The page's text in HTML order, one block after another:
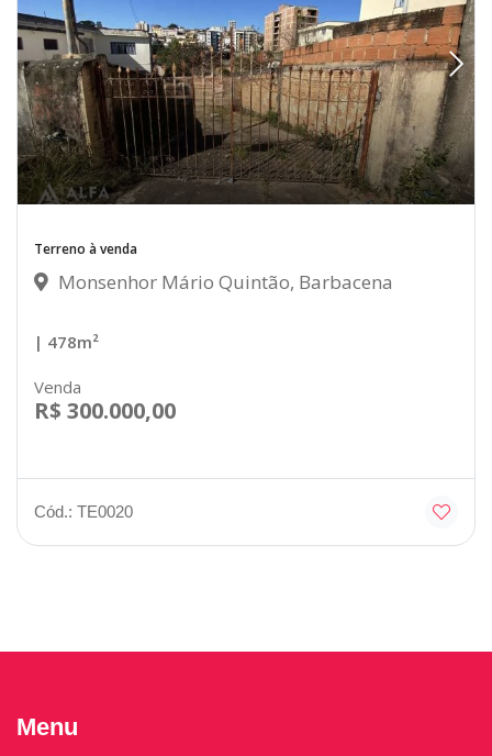
Terreno à venda
Monsenhor Mário Quintão, Barbacena
| 478m²
Venda
R$ 300.000,00
Cód.: TE0020
Menu